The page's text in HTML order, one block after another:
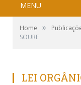
MENU
Home »
SOURE
LEI